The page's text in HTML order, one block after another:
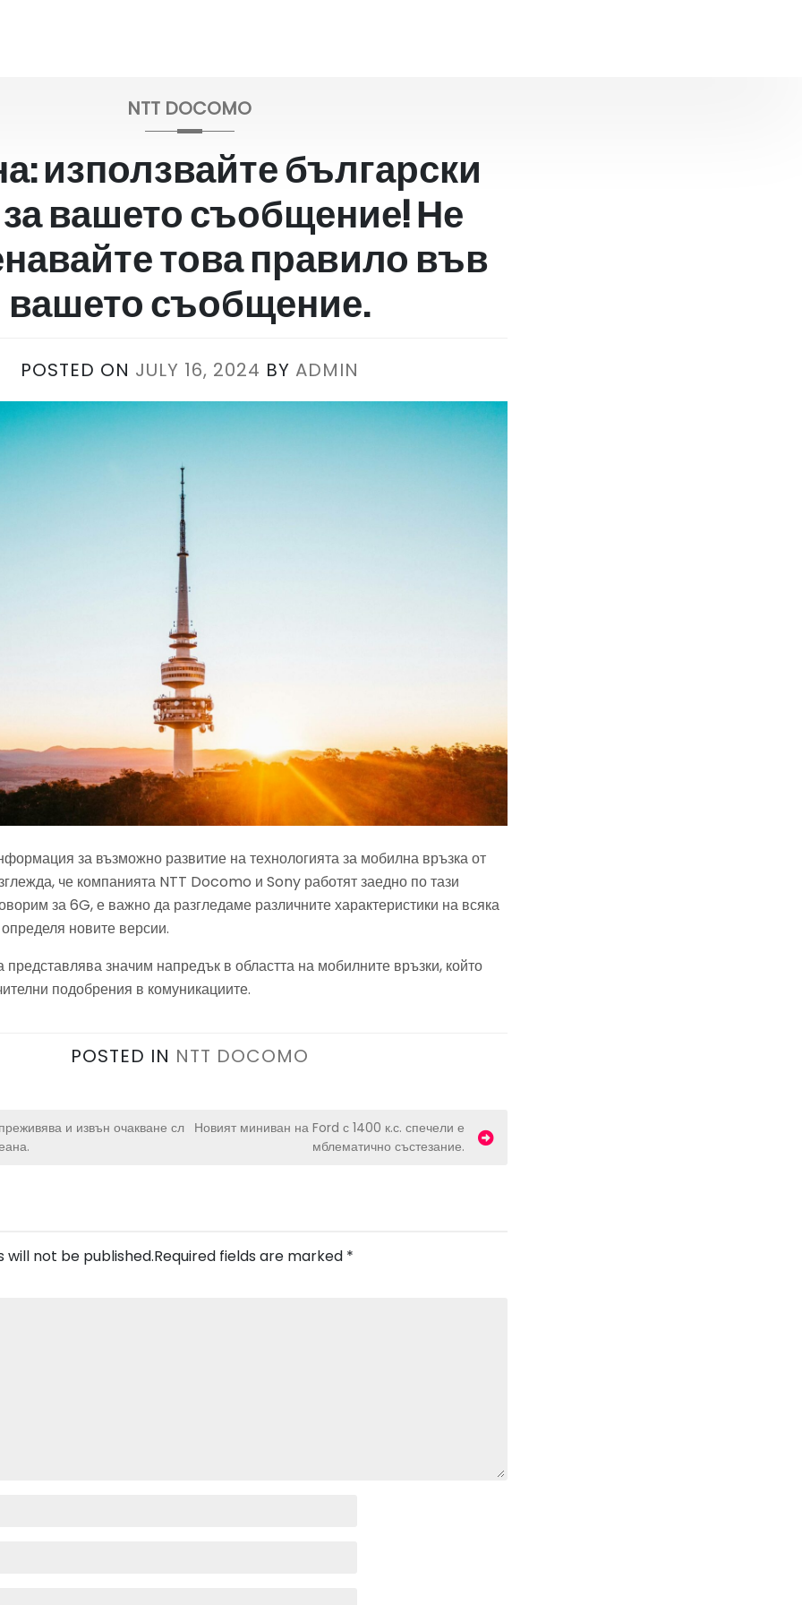
NTT DOCOMO
използвайте български
за вашето съобщение! Не
това правило във
вашето съобщение.
POSTED ON JULY 16, 2024 BY ADMIN
за възможно развитие на технологията за мобилна връзка от
че компанията NTT Docomo и Sony работят заедно по тази
за 6G, е важно да разгледаме различните характеристики на всяка
новите версии.
значим напредък в областта на мобилните връзки, който
подобрения в комуникациите.
POSTED IN NTT DOCOMO
и извън очакване сл Новият миниван на Ford с 1400 к.с. спечели е
мблематично състезание.
will not be published.Required fields are marked *